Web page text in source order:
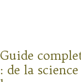
Guide
: de la